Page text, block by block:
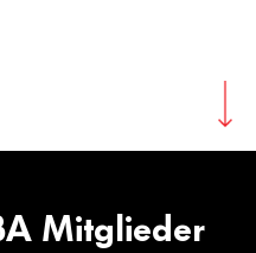
Mitglieder